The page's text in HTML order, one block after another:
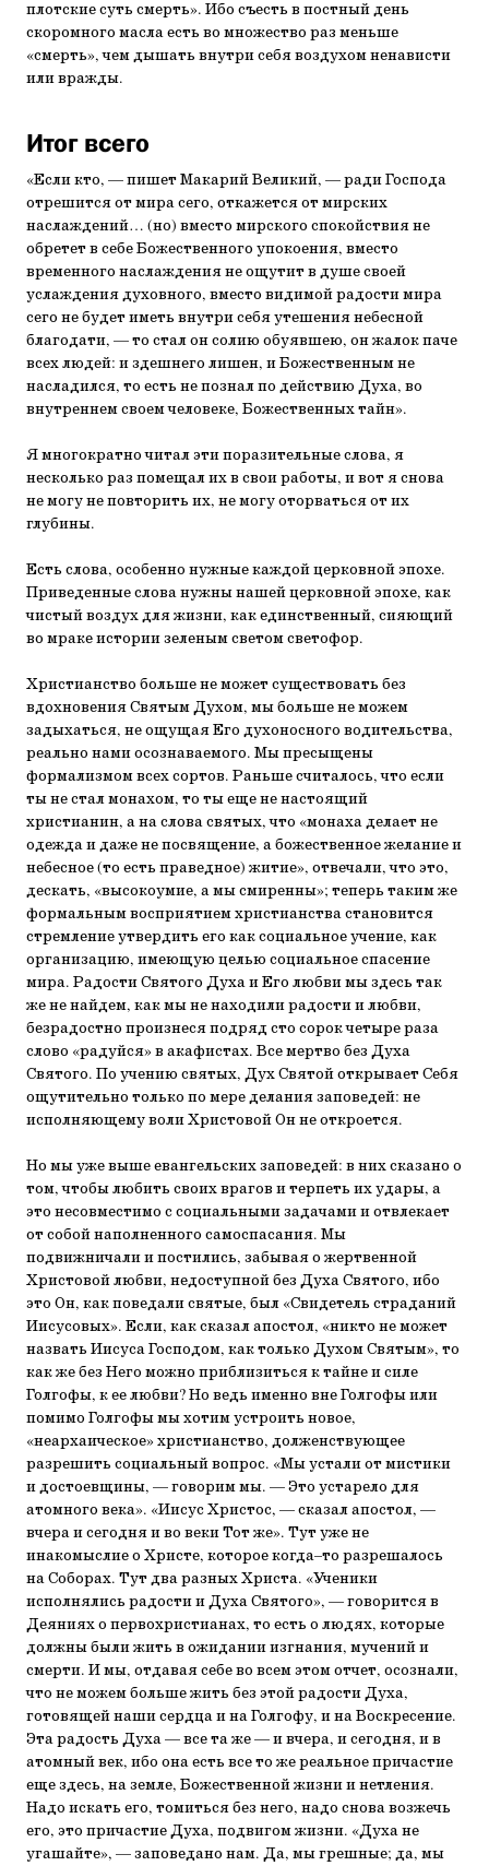
плотские суть смерть». Ибо съесть в постный день
скоромного масла есть во множество раз меньше
«смерть», чем дышать внутри себя воздухом ненависти
или вражды.
Итог всего
«Если кто, — пишет Макарий Великий, — ради Господа
отрешится от мира сего, откажется от мирских
наслаждений… (но) вместо мирского спокойствия не
обретет в себе Божественного упокоения, вместо
временного наслаждения не ощутит в душе своей
услаждения духовного, вместо видимой радости мира
сего не будет иметь внутри себя утешения небесной
благодати, — то стал он солию обуявшею, он жалок паче
всех людей: и здешнего лишен, и Божественным не
насладился, то есть не познал по действию Духа, во
внутреннем своем человеке, Божественных тайн».
Я многократно читал эти поразительные слова, я
несколько раз помещал их в свои работы, и вот я снова
не могу не повторить их, не могу оторваться от их
глубины.
Есть слова, особенно нужные каждой церковной эпохе.
Приведенные слова нужны нашей церковной эпохе, как
чистый воздух для жизни, как единственный, сияющий
во мраке истории зеленым светом светофор.
Христианство больше не может существовать без
вдохновения Святым Духом, мы больше не можем
задыхаться, не ощущая Его духоносного водительства,
реально нами осознаваемого. Мы пресыщены
формализмом всех сортов. Раньше считалось, что если
ты не стал монахом, то ты еще не настоящий
христианин, а на слова святых, что «монаха делает не
одежда и даже не посвящение, а божественное желание и
небесное (то есть праведное) житие», отвечали, что это,
дескать, «высокоумие, а мы смиренны»; теперь таким же
формальным восприятием христианства становится
стремление утвердить его как социальное учение, как
организацию, имеющую целью социальное спасение
мира. Радости Святого Духа и Его любви мы здесь так
же не найдем, как мы не находили радости и любви,
безрадостно произнеся подряд сто сорок четыре раза
слово «радуйся» в акафистах. Все мертво без Духа
Святого. По учению святых, Дух Святой открывает Себя
ощутительно только по мере делания заповедей: не
исполняющему воли Христовой Он не откроется.
Но мы уже выше евангельских заповедей: в них сказано о
том, чтобы любить своих врагов и терпеть их удары, а
это несовместимо с социальными задачами и отвлекает
от собой наполненного самоспасания. Мы
подвижничали и постились, забывая о жертвенной
Христовой любви, недоступной без Духа Святого, ибо
это Он, как поведали святые, был «Свидетель страданий
Иисусовых». Если, как сказал апостол, «никто не может
назвать Иисуса Господом, как только Духом Святым», то
как же без Него можно приблизиться к тайне и силе
Голгофы, к ее любви? Но ведь именно вне Голгофы или
помимо Голгофы мы хотим устроить новое,
«неархаическое» христианство, долженствующее
разрешить социальный вопрос. «Мы устали от мистики
и достоевщины, — говорим мы. — Это устарело для
атомного века». «Иисус Христос, — сказал апостол, —
вчера и сегодня и во веки Тот же». Тут уже не
инакомыслие о Христе, которое когда–то разрешалось
на Соборах. Тут два разных Христа. «Ученики
исполнялись радости и Духа Святого», — говорится в
Деяниях о первохристианах, то есть о людях, которые
должны были жить в ожидании изгнания, мучений и
смерти. И мы, отдавая себе во всем этом отчет, осознали,
что не можем больше жить без этой радости Духа,
готовящей наши сердца и на Голгофу, и на Воскресение.
Эта радость Духа — все та же — и вчера, и сегодня, и в
атомный век, ибо она есть все то же реальное причастие
еще здесь, на земле, Божественной жизни и нетления.
Надо искать его, томиться без него, надо снова возжечь
его, это причастие Духа, подвигом жизни. «Духа не
угашайте», — заповедано нам. Да, мы грешные; да, мы